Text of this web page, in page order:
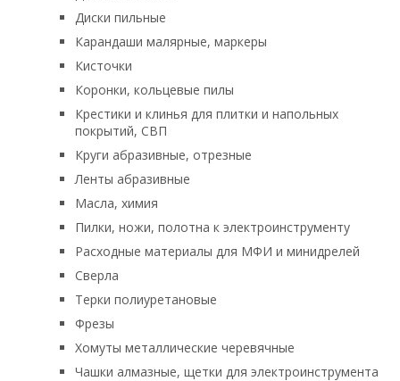
Диски пильные
Карандаши малярные, маркеры
Кисточки
Коронки, кольцевые пилы
Крестики и клинья для плитки и напольных
покрытий, СВП
Круги абразивные, отрезные
Ленты абразивные
Масла, химия
Пилки, ножи, полотна к электроинструменту
Расходные материалы для МФИ и минидрелей
Сверла
Терки полиуретановые
Фрезы
Хомуты металлические черевячные
Чашки алмазные, щетки для электроинструмента